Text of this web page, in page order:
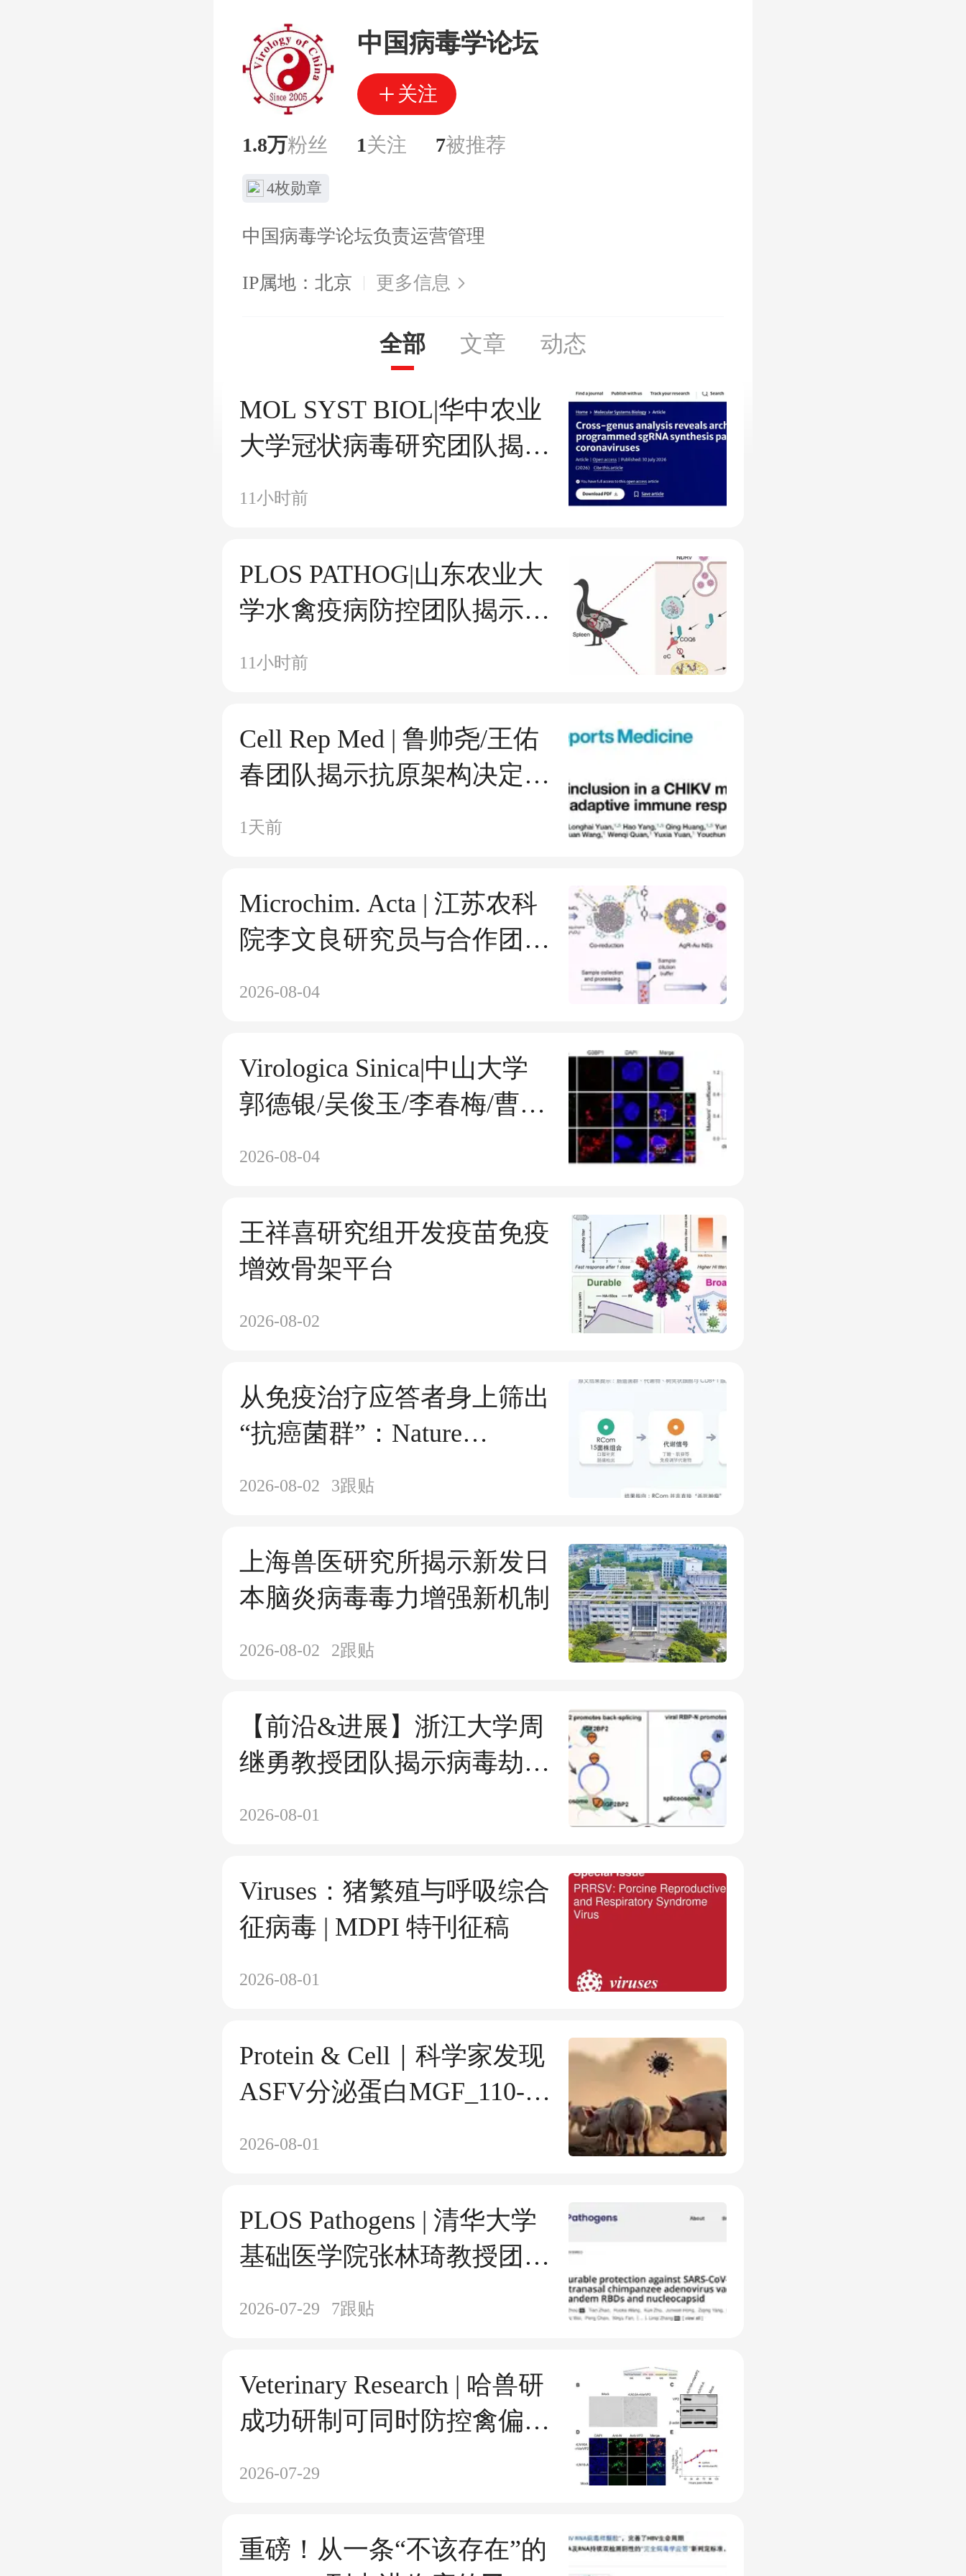
中国病毒学论坛
关注
1.8万粉丝 1关注 7被推荐
4枚勋章
中国病毒学论坛负责运营管理
IP属地：北京 更多信息
全部 文章 动态
MOL SYST BIOL|华中农业
大学冠状病毒研究团队揭示
冠状病毒“RNA骨架”精准调
11小时前
PLOS PATHOG|山东农业大
学水禽疫病防控团队揭示新
型鸭呼肠孤病毒劫持线粒体
11小时前
Cell Rep Med | 鲁帅尧/王佑
春团队揭示抗原架构决定
CHIKV mRNA疫苗免疫命
1天前
Microchim. Acta | 江苏农科
院李文良研究员与合作团队
毒性腹泻病毒抗原的灵敏快
捷检测
2026-08-04
Virologica Sinica|中山大学
郭德银/吴俊玉/李春梅/曹流
2026-08-04
王祥喜研究组开发疫苗免疫
增效骨架平台
2026-08-02
从免疫治疗应答者身上筛出
“抗癌菌群”：Nature
Microbiology 最新报道
2026-08-02 3跟贴
上海兽医研究所揭示新发日
本脑炎病毒毒力增强新机制
2026-08-02 2跟贴
【前沿&进展】浙江大学周
继勇教授团队揭示病毒劫持
2026-08-01
Viruses：猪繁殖与呼吸综合
征病毒 | MDPI 特刊征稿
2026-08-01
Protein & Cell｜科学家发现
ASFV分泌蛋白MGF_110-
2026-08-01
PLOS Pathogens | 清华大学
基础医学院张林琦教授团队
与香港大学李嘉诚医学院陈
2026-07-29 7跟贴
Veterinary Research | 哈兽研
成功研制可同时防控禽偏肺
株
2026-07-29
重磅！从一条“不该存在”的